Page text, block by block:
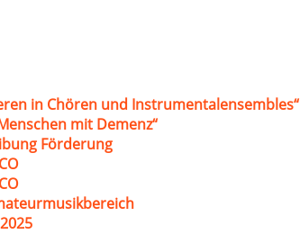
in Chören und Instrumentalensembles“
mit Demenz“
Förderung